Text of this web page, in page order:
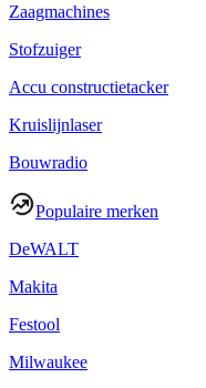
Zaagmachines
Stofzuiger
Accu constructietacker
Kruislijnlaser
Bouwradio
Populaire merken
DeWALT
Makita
Festool
Milwaukee